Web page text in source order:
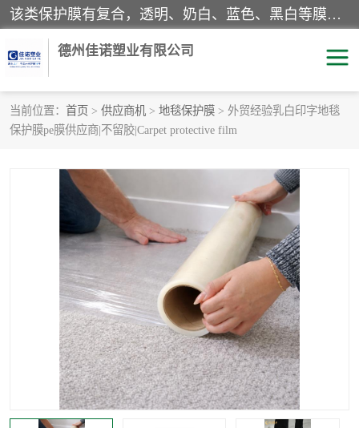
该类保护膜有复合，透明、奶白、蓝色、黑白等膜型。特高粘，高粘，中高粘，中粘，中低粘，低粘等。对于不同的粘力要求有相应的产品相适配。无胶渍残留污染。在较宽的收卷幅度下平整无皱纹，收卷长度大，利于机械化及自动化施工粘贴。为您的产品提供的表面保护解决方案。 产品广泛适用于：铝材、不锈钢、金属、塑料、电子、家电、家具、玻璃、化工材料、装饰材料等。
德州佳诺塑业有限公司
当前位置： 首页 > 供应商机 > 地毯保护膜 > 外贸经验乳白印字地毯
保护膜pe膜供应商|不留胶|Carpet protective film
pe保护膜 包装膜
地毯保护膜
拉伸缠绕膜 透明保护膜
黑白保护膜 乳白保护膜
明蓝保护膜 纯黑保护膜
印字保护膜 彩钢板保护膜
不绣钢板保护膜 两边上胶保护膜
窗缝阻风胶带 铝板保护膜